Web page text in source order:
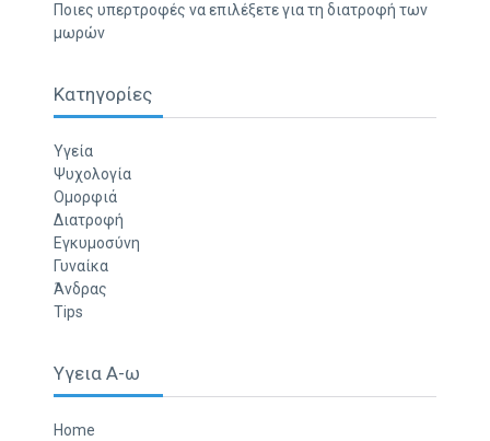
Ποιες υπερτροφές να επιλέξετε για τη διατροφή των
μωρών
Κατηγορίες
Υγεία
Ψυχολογία
Ομορφιά
Διατροφή
Εγκυμοσύνη
Γυναίκα
Άνδρας
Tips
Υγεια Α-ω
Home